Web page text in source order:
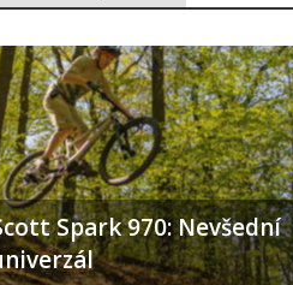
Spark 970: Nevšední